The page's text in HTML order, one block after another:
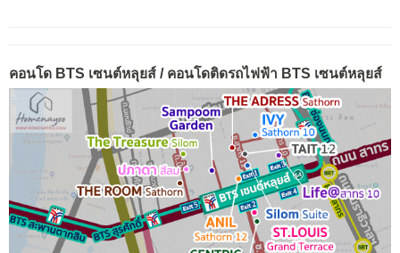
คอนโด BTS เซนต์หลุยส์ / คอนโดติดรถไฟฟ้า BTS เซนต์หลุยส์